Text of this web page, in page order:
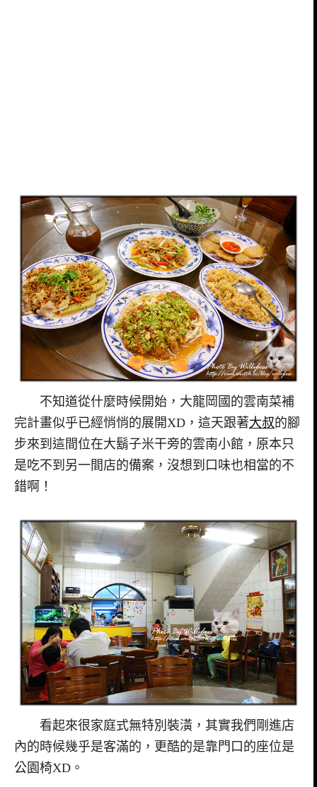
不知道從什麼時候開始，大龍岡國的雲南菜補
完計畫似乎已經悄悄的展開XD，這天跟著大叔的腳
步來到這間位在大鬍子米干旁的雲南小館，原本只
是吃不到另一間店的備案，沒想到口味也相當的不
錯啊！
看起來很家庭式無特別裝潢，其實我們剛進店
內的時候幾乎是客滿的，更酷的是靠門口的座位是
公園椅XD。